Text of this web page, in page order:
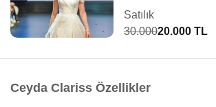
Satılık
30.00020.000 TL
Ceyda Clariss Özellikler